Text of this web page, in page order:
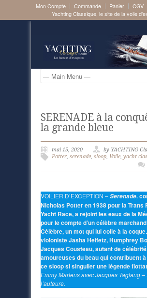
Mon Compte Commande Panier CGV
Yachting Classique, le site de la voile
SERENADE à la
la grande bleue
mai 15, 2020
by YACHTING
Potter, serenade, sloop, Voile, yacht
VOILIER D’EXCEPTION –Serenade,
Nicholas Potter en 1938 pour la Trans
Yacht Race, a rejoint les eaux de la
pour le compte d’un célèbre marchand
Célèbre, un mot qui lui colle à la
violoniste Jasha Heifetz, Humphrey
Jacques Cousteau, autant de
amoureuses du beau qui contribuent
ce sloop si singulier une légende
Emmy Martens avec Jacques Taglang –
l’auteure.